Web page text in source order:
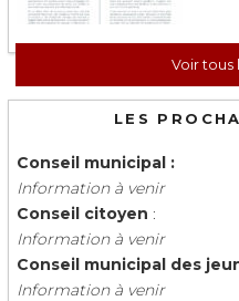
Voir tous
LES
Conseil municipal :
Information à venir
Conseil citoyen :
Information à venir
Conseil municipal des
Information à venir